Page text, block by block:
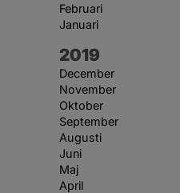
Februari
Januari
År:
2019
December
November
Oktober
September
Augusti
Juni
Maj
April